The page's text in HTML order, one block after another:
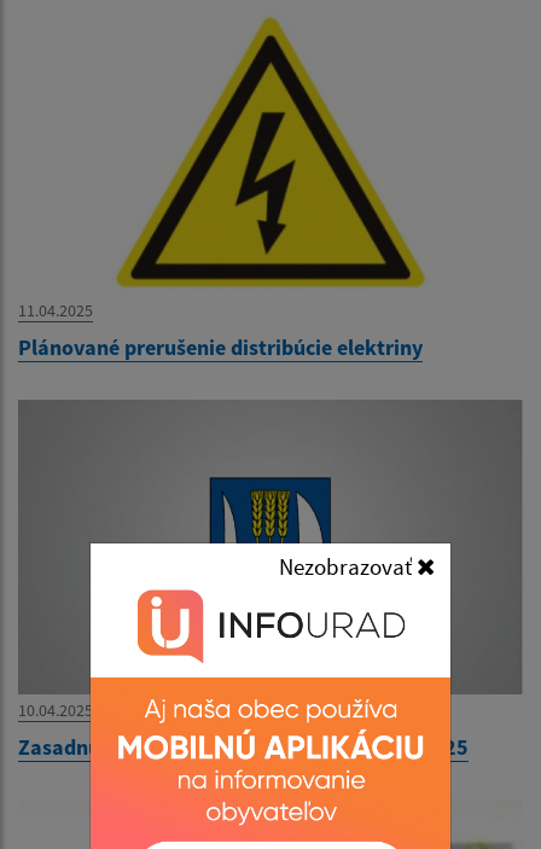
Nezobrazovať
11.04.2025
Plánované prerušenie distribúcie elektriny
10.04.2025
Zasadnutie Obecného zastupiteľstva 16.4.2025